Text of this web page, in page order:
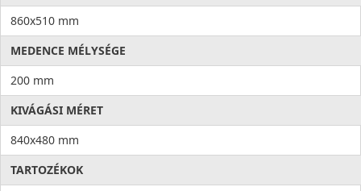
860x510 mm
MEDENCE MÉLYSÉGE
200 mm
KIVÁGÁSI MÉRET
840x480 mm
TARTOZÉKOK